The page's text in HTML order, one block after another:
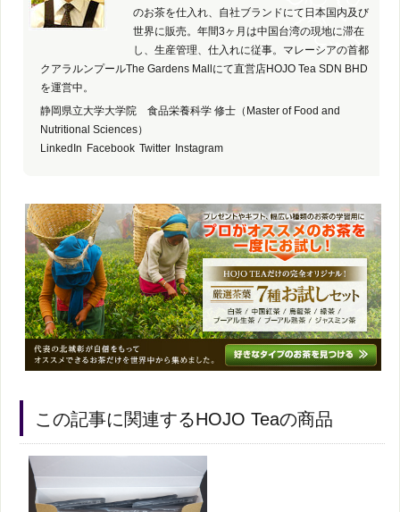
のお茶を仕入れ、自社ブランドにて日本国内及び
世界に販売。年間3ヶ月は中国台湾の現地に滞在
し、生産管理、仕入れに従事。マレーシアの首都
クアラルンプールThe Gardens Mallにて直営店HOJO Tea SDN BHD
を運営中。
静岡県立大学大学院 食品栄養科学 修士（Master of Food and
Nutritional Sciences）
LinkedIn Facebook Twitter Instagram
この記事に関連するHOJO Teaの商品